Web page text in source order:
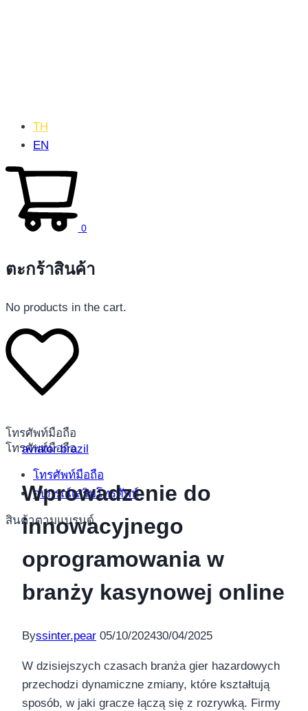
โทรศัพท์มือถือ
โทรศัพท์มือถือ
โทรศัพท์มือถือ
อุปกรณ์เสริมโทรศัพท์
สินค้าตามแบรนด์
TH
EN
0
ตะกร้าสินค้า
No products in the cart.
aviator brazil
Wprowadzenie do
innowacyjnego
oprogramowania w
branży kasynowej online
Byssinter.pear 05/10/202430/04/2025
W dzisiejszych czasach branża gier hazardowych
przechodzi dynamiczne zmiany, które kształtują
sposób, w jaki gracze łączą się z rozrywką. Firmy